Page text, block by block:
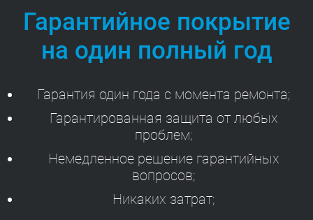
Гарантийное покрытие
на один полный год
Гарантия один года с момента ремонта;
Гарантированная защита от любых
проблем;
Немедленное решение гарантийных
вопросов;
Никаких затрат;